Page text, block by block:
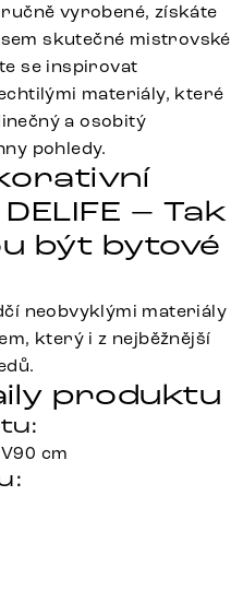
vyrobené, získáte
skutečné mistrovské
se inspirovat
materiály, které
a osobitý
pohledy.
– Tak
být bytové
neobvyklými materiály
který i z nejběžnější
produktu
cm